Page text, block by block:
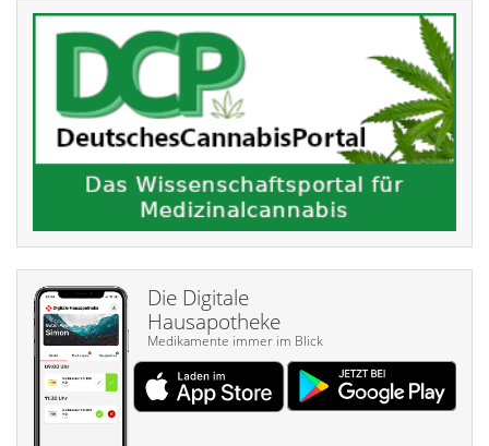
Die Digitale
Hausapotheke
Medikamente immer im Blick